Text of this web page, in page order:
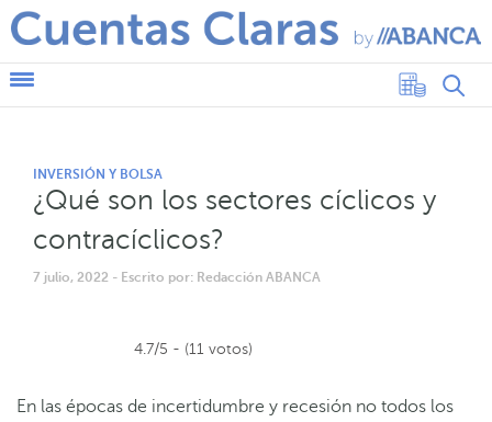
INVERSIÓN Y BOLSA
¿Qué son los sectores cíclicos y
contracíclicos?
7 julio, 2022 - Escrito por: Redacción ABANCA
4.7/5 - (11 votos)
En las épocas de incertidumbre y recesión no todos los